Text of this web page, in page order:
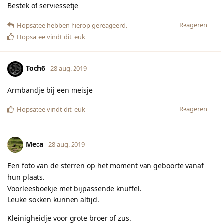
Bestek of serviessetje
Reageren
Hopsatee hebben hierop gereageerd.
Hopsateevindt dit leuk
Toch6 28 aug. 2019
Armbandje bij een meisje
Reageren
Hopsateevindt dit leuk
Meca 28 aug. 2019
Een foto van de sterren op het moment van geboorte vanaf
hun plaats.
Voorleesboekje met bijpassende knuffel.
Leuke sokken kunnen altijd.
Kleinigheidje voor grote broer of zus.